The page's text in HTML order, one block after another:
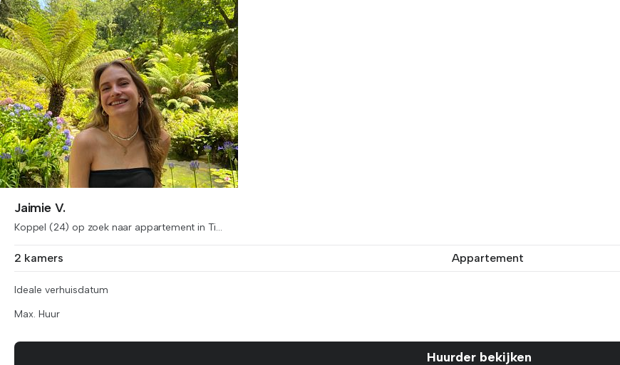
Jaimie V.
Koppel (24) op zoek naar appartement in Ti...
2 kamers Appartement
Ideale verhuisdatum
Max. Huur
Huurder bekijken